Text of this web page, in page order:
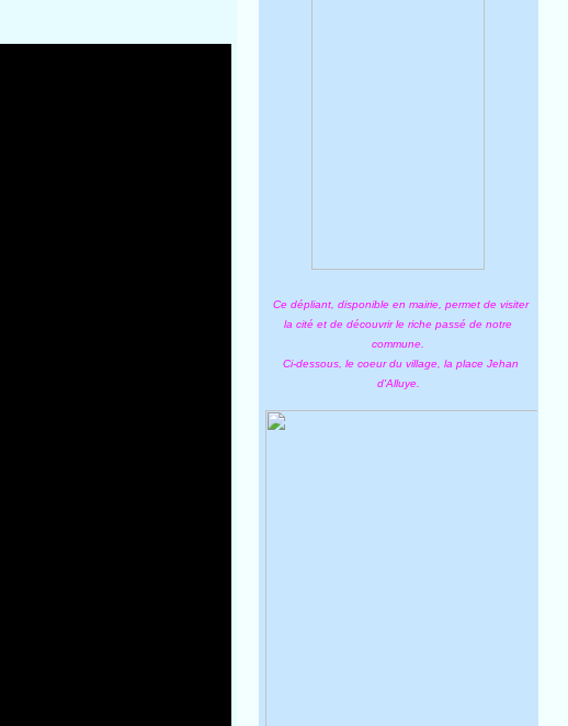
Ce dépliant, disponible en mairie, permet de visiter
la cité et de découvrir le riche passé de notre
commune.
Ci-dessous, le coeur du village, la place Jehan
d'Alluye.